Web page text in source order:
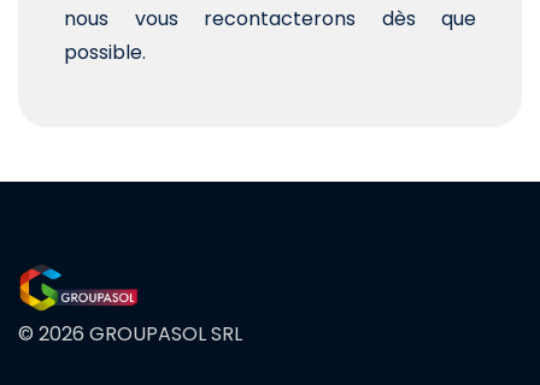
nous vous recontacterons dès que
possible.
© 2026 GROUPASOL SRL